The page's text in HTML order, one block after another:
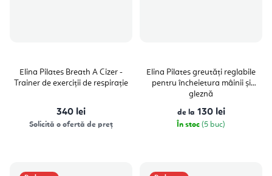
Elina Pilates Breath A Cizer -
Trainer de exerciții de respirație
340 lei
Solicită o ofertă de preț
Elina Pilates greutăți reglabile
pentru încheietura mâinii și
gleznă
de la 130 lei
În stoc (5 buc)